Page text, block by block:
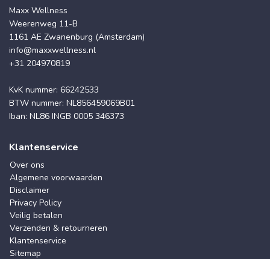
Maxx Wellness
Weerenweg 11-B
1161 AE Zwanenburg (Amsterdam)
info@maxxwellness.nl
+31 204970819
KvK nummer: 66242533
BTW nummer: NL856459069B01
Iban: NL86 INGB 0005 346373
Klantenservice
Over ons
Algemene voorwaarden
Disclaimer
Privacy Policy
Veilig betalen
Verzenden & retourneren
Klantenservice
Sitemap